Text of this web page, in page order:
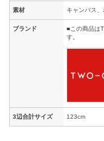
素材 キャンバス
ブランド
■この商品は
す。
3辺合計サイズ 123cm